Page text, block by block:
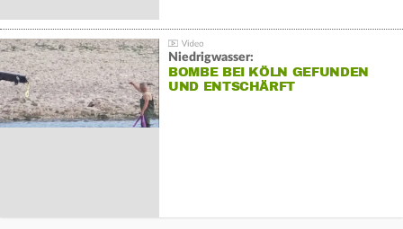
Niedrigwasser:
BOMBE BEI KÖLN GEFUNDEN
UND ENTSCHÄRFT